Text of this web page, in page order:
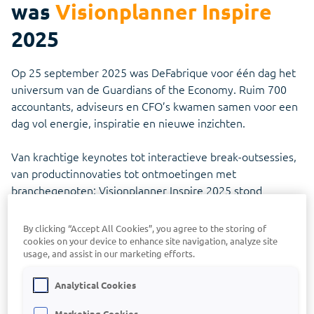
Ontvang in één keer compleet en correct
Visionplanner App
Altijd inzicht én eenvoudig mobiel ondertekenen
De geavanceerde AI-assistent die je helpt bij het
vertalen van cijfers naar inzicht
Connect Center
Podcast
Luister mee en ontdek hoe de accountancy van
morgen vorm krijgt
Visionplanner Fans
Hoe ervaren onze klanten Visionplanner? Je leest
het hier.
Ga direct naar Mijn Infine voor updates en support
Visionplanner Offline
Visionplanner Offline
MLE
Ontdek waar je terecht kunt voor je vragen over
Experts
Maak kennis met onze accountancy experts
Kwaliteit
Kwaliteit staat bij ons centraal
Vacatures
Kom werken bij Visionplanner
Contact
Bel of mail ons voor al je vragen
Kleine hulp, groot verschil in financiën
was Visionplanner Inspire
2025
Op 25 september 2025 was DeFabrique voor één dag het
universum van de Guardians of the Economy. Ruim 700
accountants, adviseurs en CFO’s kwamen samen voor een
dag vol energie, inspiratie en nieuwe inzichten.
Van krachtige keynotes tot interactieve break-outsessies,
van productinnovaties tot ontmoetingen met
branchegenoten: Visionplanner Inspire 2025 stond
en superpowers opladen.
Lees hier het complete verslag van Visionplanner
Inspire 2025
By clicking “Accept All Cookies”, you agree to the storing of
cookies on your device to enhance site navigation, analyze site
usage, and assist in our marketing efforts.
Analytical Cookies